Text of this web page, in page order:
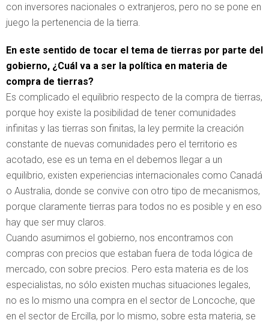
con inversores nacionales o extranjeros, pero no se pone en
juego la pertenencia de la tierra.
En este sentido de tocar el tema de tierras por parte del
gobierno, ¿Cuál va a ser la política en materia de
compra de tierras?
Es complicado el equilibrio respecto de la compra de tierras,
porque hoy existe la posibilidad de tener comunidades
infinitas y las tierras son finitas, la ley permite la creación
constante de nuevas comunidades pero el territorio es
acotado, ese es un tema en el debemos llegar a un
equilibrio, existen experiencias internacionales como Canadá
o Australia, donde se convive con otro tipo de mecanismos,
porque claramente tierras para todos no es posible y en eso
hay que ser muy claros.
Cuando asumimos el gobierno, nos encontramos con
compras con precios que estaban fuera de toda lógica de
mercado, con sobre precios. Pero esta materia es de los
especialistas, no sólo existen muchas situaciones legales,
no es lo mismo una compra en el sector de Loncoche, que
en el sector de Ercilla, por lo mismo, sobre esta materia, se